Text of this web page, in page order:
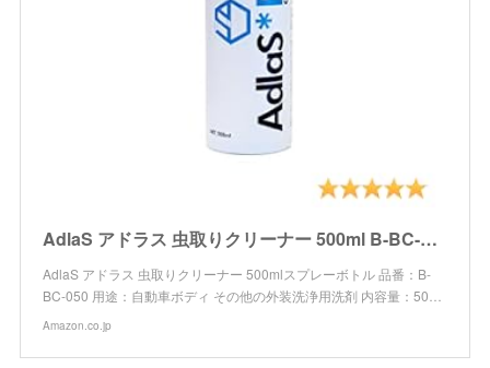
AdlaS アドラス 虫取りクリーナー 500ml B-BC-050 ボディ・ガラスに付いた虫・鳥糞、傷をつけずに分解除去
AdlaS アドラス 虫取りクリーナー 500mlスプレーボトル 品番：B-
BC-050 用途：自動車ボディ その他の外装洗浄用洗剤 内容量：50…
Amazon.co.jp